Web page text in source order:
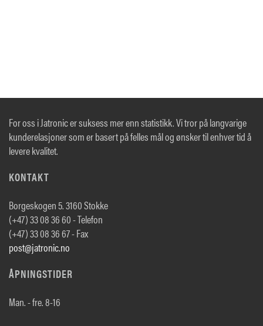
For oss i Jatronic er suksess mer enn statistikk. Vi tror på langvarige
kunderelasjoner som er basert på felles mål og ønsker til enhver tid å
levere kvalitet.
KONTAKT
Borgeskogen 5. 3160 Stokke
(+47) 33 08 36 60 - Telefon
(+47) 33 08 36 67 - Fax
post@jatronic.no
ÅPNINGSTIDER
Man. - fre. 8-16